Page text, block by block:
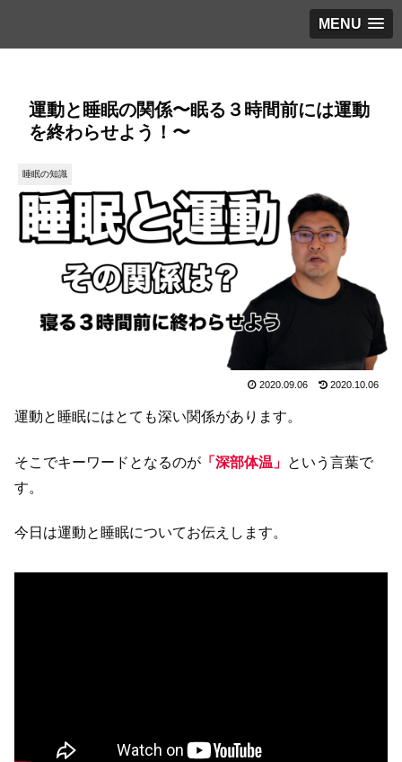
MENU
運動と睡眠の関係〜眠る３時間前には運動
を終わらせよう！〜
睡眠の知識
2020.09.06 2020.10.06
運動と睡眠にはとても深い関係があります。
そこでキーワードとなるのが 「深部体温」 という言葉で
す。
今日は運動と睡眠についてお伝えします。